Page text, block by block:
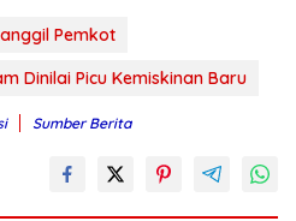
Pemkot
Dinilai Picu Kemiskinan Baru
Sumber Berita